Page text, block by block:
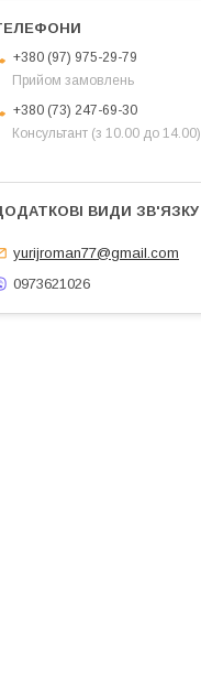
+380 (97) 975-29-79
Прийом замовлень
+380 (73) 247-69-30
Консультант (з 10.00 до 14.00)
yurijroman77@gmail.com
0973621026